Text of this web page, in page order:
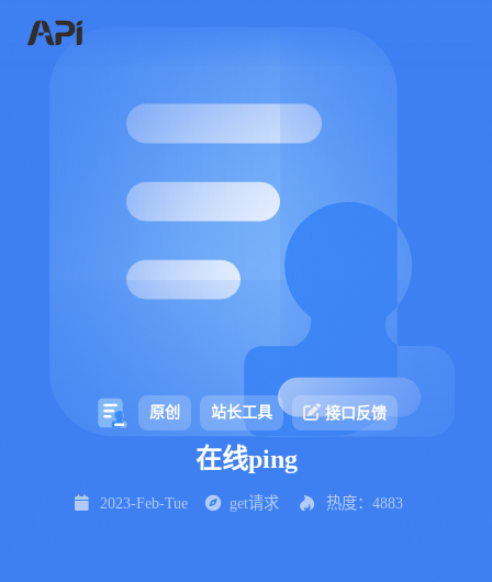
原创 站长工具 接口反馈
在线ping
2023-Feb-Tue get请求 热度：4883